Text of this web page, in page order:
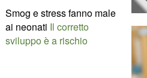
Smog e stress fanno male
ai neonati Il corretto
sviluppo è a rischio